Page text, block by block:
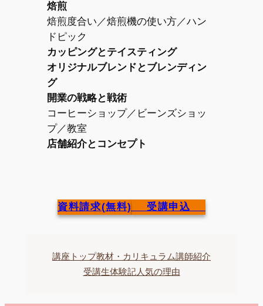
焙煎
焙煎度合い／焙煎機の使い方／ハン
ドピック
カッピングとテイスティング
オリジナルブレンドとブレンディン
グ
開業の戦略と戦術
コーヒーショップ／ビーンズショッ
プ／教室
店舗紹介とコンセプト
資料請求(無料) 受講申込
講座トップ教材・カリキュラム講師紹介
受講生体験記人気の理由